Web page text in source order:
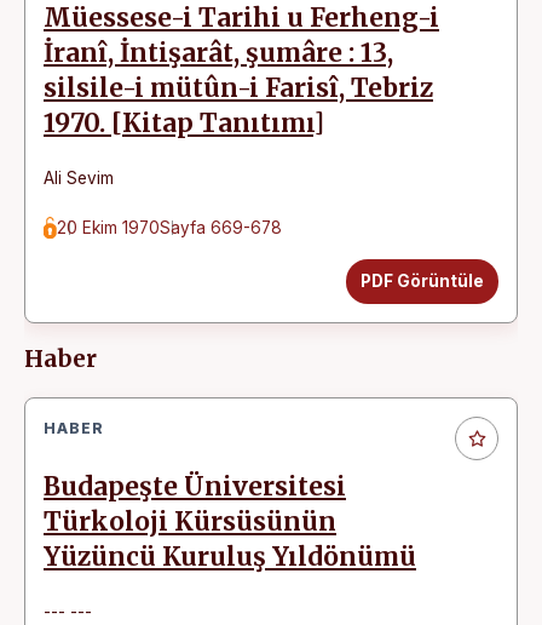
Müessese-i Tarihi u Ferheng-i
İranî, İntişarât, şumâre : 13,
silsile-i mütûn-i Farisî, Tebriz
1970. [Kitap Tanıtımı]
Ali Sevim
20 Ekim 1970Sayfa 669-678
PDF Görüntüle
Haber
HABER
Budapeşte Üniversitesi
Türkoloji Kürsüsünün
Yüzüncü Kuruluş Yıldönümü
--- ---